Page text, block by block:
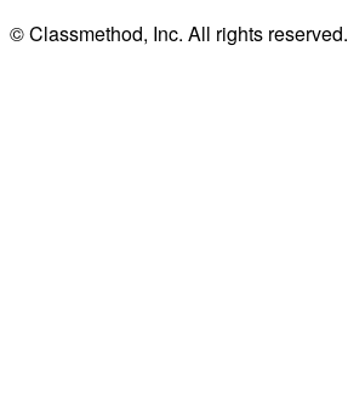
© Classmethod, Inc. All rights reserved.